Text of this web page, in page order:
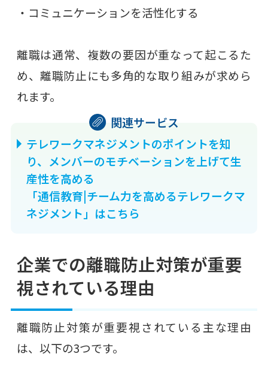
・コミュニケーションを活性化する
離職は通常、複数の要因が重なって起こるた
め、離職防止にも多角的な取り組みが求めら
れます。
テレワークマネジメントのポイントを知
り、メンバーのモチベーションを上げて生
産性を高める
「通信教育|チーム力を高めるテレワークマ
ネジメント」はこちら
企業での離職防止対策が重要
視されている理由
離職防止対策が重要視されている主な理由
は、以下の3つです。